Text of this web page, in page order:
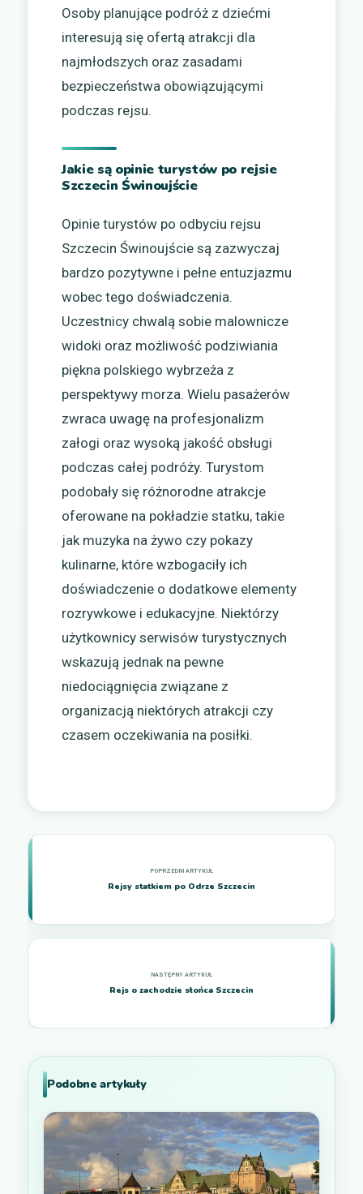
Osoby planujące podróż z dziećmi
interesują się ofertą atrakcji dla
najmłodszych oraz zasadami
bezpieczeństwa obowiązującymi
podczas rejsu.
Jakie są opinie turystów po rejsie
Szczecin Świnoujście
Opinie turystów po odbyciu rejsu
Szczecin Świnoujście są zazwyczaj
bardzo pozytywne i pełne entuzjazmu
wobec tego doświadczenia.
Uczestnicy chwalą sobie malownicze
widoki oraz możliwość podziwiania
piękna polskiego wybrzeża z
perspektywy morza. Wielu pasażerów
zwraca uwagę na profesjonalizm
załogi oraz wysoką jakość obsługi
podczas całej podróży. Turystom
podobały się różnorodne atrakcje
oferowane na pokładzie statku, takie
jak muzyka na żywo czy pokazy
kulinarne, które wzbogaciły ich
doświadczenie o dodatkowe elementy
rozrywkowe i edukacyjne. Niektórzy
użytkownicy serwisów turystycznych
wskazują jednak na pewne
niedociągnięcia związane z
organizacją niektórych atrakcji czy
czasem oczekiwania na posiłki.
Rejsy statkiem po Odrze Szczecin
Rejs o zachodzie słońca Szczecin
Podobne artykuły